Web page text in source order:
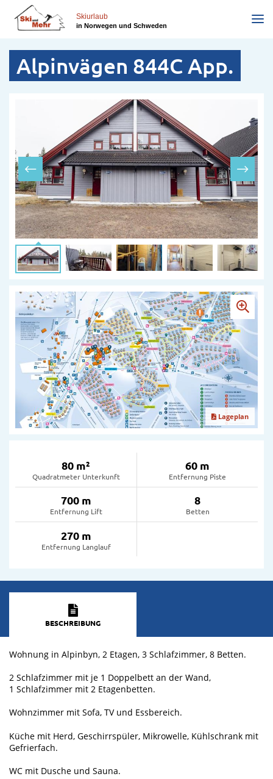
zum
Inhalt
Skiurlaub
in Norwegen und Schweden
Alpinvägen 844C App.
Lageplan
80 m²
Quadratmeter Unterkunft
60 m
Entfernung Piste
700 m
Entfernung Lift
8
Betten
270 m
Entfernung Langlauf
BESCHREIBUNG
Wohnung in Alpinbyn, 2 Etagen, 3 Schlafzimmer, 8 Betten.
2 Schlafzimmer mit je 1 Doppelbett an der Wand,
1 Schlafzimmer mit 2 Etagenbetten.
Wohnzimmer mit Sofa, TV und Essbereich.
Küche mit Herd, Geschirrspüler, Mikrowelle, Kühlschrank mit
Gefrierfach.
WC mit Dusche und Sauna.